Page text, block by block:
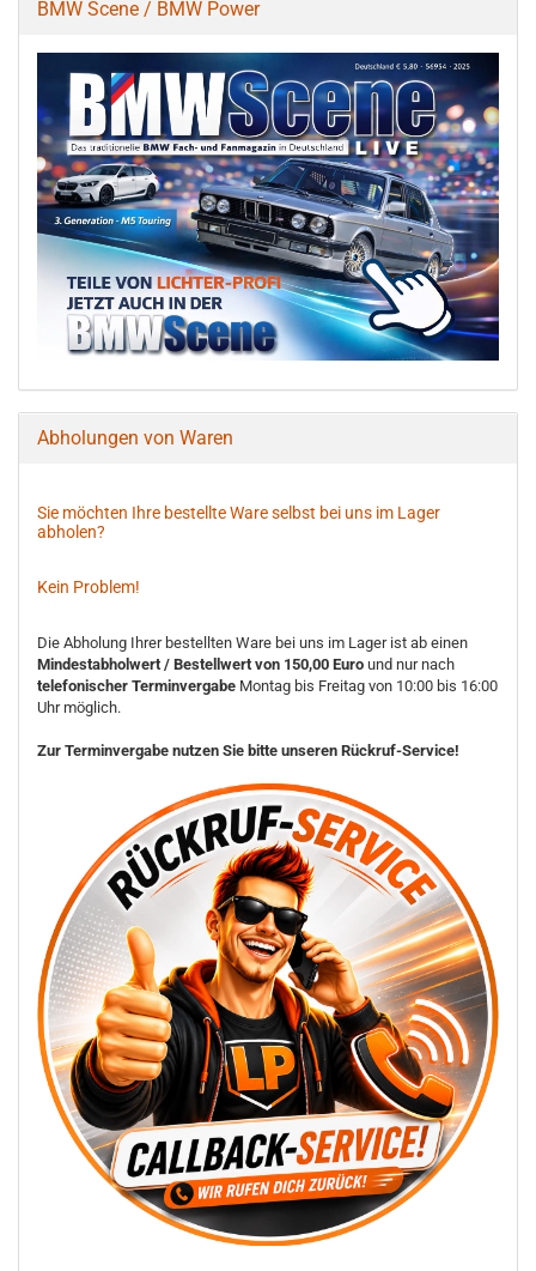
BMW Scene / BMW Power
Abholungen von Waren
Sie möchten Ihre bestellte Ware selbst bei uns im Lager
abholen?
Kein Problem!
Die Abholung Ihrer bestellten Ware bei uns im Lager ist ab einen
Mindestabholwert / Bestellwert von 150,00 Euro und nur nach
telefonischer Terminvergabe Montag bis Freitag von 10:00 bis 16:00
Uhr möglich.
Zur Terminvergabe nutzen Sie bitte unseren Rückruf-Service!